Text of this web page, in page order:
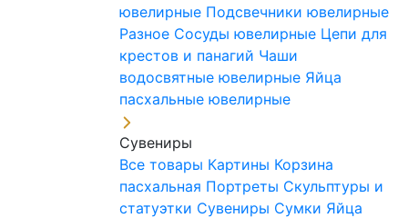
ювелирные Подсвечники ювелирные
Разное Сосуды ювелирные Цепи для
крестов и панагий Чаши
водосвятные ювелирные Яйца
пасхальные ювелирные
Сувениры
Все товары Картины Корзина
пасхальная Портреты Скульптуры и
статуэтки Сувениры Сумки Яйца